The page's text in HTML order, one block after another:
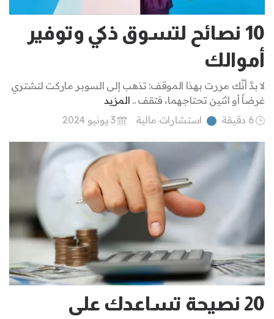
10 نصائح لتسوق ذكي وتوفير
أموالك
لا بدَّ أنَّك مررت بهذا الموقف: تذهب إلى السوبر ماركت لتشتري
غرضاً أو اثنين تحتاجهما، فتقف .. المزيد
6 دقيقة
استشارات مالية 3 يونيو 2024
20 نصيحة تساعدك على